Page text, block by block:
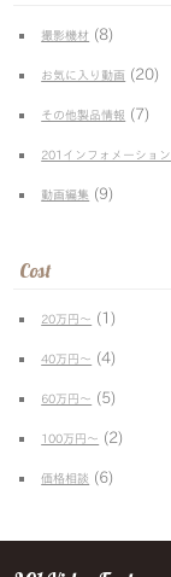
撮影機材 (8)
お気に入り動画 (20)
その他製品情報 (7)
201インフォメーション
動画編集 (9)
Cost
20万円〜 (1)
40万円〜 (4)
60万円〜 (5)
100万円〜 (2)
価格相談 (6)